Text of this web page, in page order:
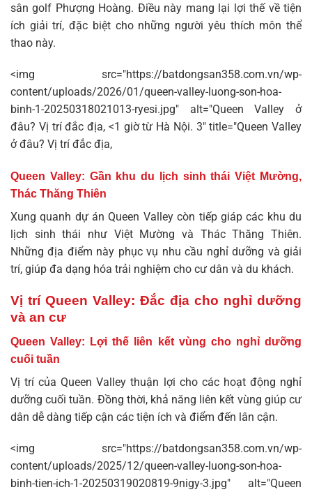
sân golf Phượng Hoàng. Điều này mang lại lợi thế về tiện
ích giải trí, đặc biệt cho những người yêu thích môn thể
thao này.
<img src="https://batdongsan358.com.vn/wp-
content/uploads/2026/01/queen-valley-luong-son-hoa-
binh-1-20250318021013-ryesi.jpg" alt="Queen Valley ở
đâu? Vị trí đắc địa, <1 giờ từ Hà Nội. 3" title="Queen Valley
ở đâu? Vị trí đắc địa,
Queen Valley: Gần khu du lịch sinh thái Việt Mường,
Thác Thăng Thiên
Xung quanh dự án Queen Valley còn tiếp giáp các khu du
lịch sinh thái như Việt Mường và Thác Thăng Thiên.
Những địa điểm này phục vụ nhu cầu nghỉ dưỡng và giải
trí, giúp đa dạng hóa trải nghiệm cho cư dân và du khách.
Vị trí Queen Valley: Đắc địa cho nghỉ dưỡng
và an cư
Queen Valley: Lợi thế liên kết vùng cho nghỉ dưỡng
cuối tuần
Vị trí củaQueen Valley thuận lợi cho các hoạt động nghỉ
dưỡng cuối tuần. Đồng thời, khả năng liên kết vùng giúp cư
dân dễ dàng tiếp cận các tiện ích và điểm đến lân cận.
<img src="https://batdongsan358.com.vn/wp-
content/uploads/2025/12/queen-valley-luong-son-hoa-
binh-tien-ich-1-20250319020819-9nigy-3.jpg" alt="Queen